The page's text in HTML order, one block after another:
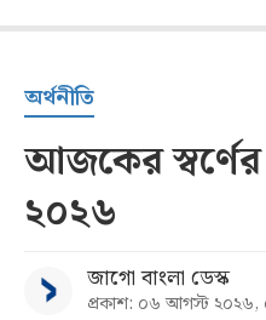
অর্থনীতি
আজকের
২০২৬
জাগো বাংলা ডেস্ক
প্রকাশ: ০৬ আগস্ট